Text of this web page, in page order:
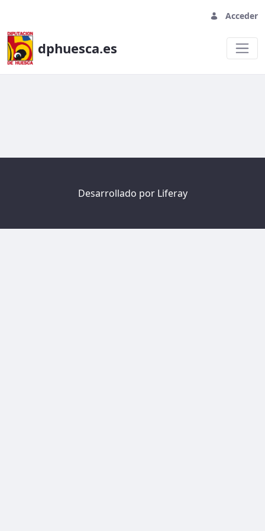
Acceder
dphuesca.es
Desarrollado por Liferay